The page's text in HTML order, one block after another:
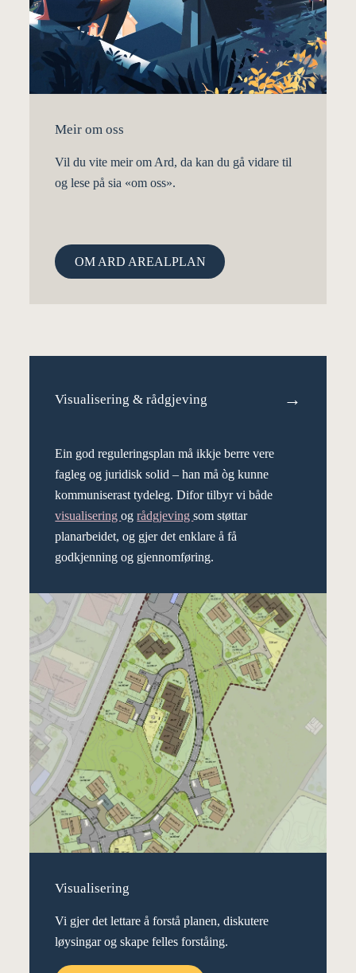
Meir om oss
Vil du vite meir om Ard, da kan du gå vidare til
og lese på sia «om oss».
OM ARD AREALPLAN
Visualisering & rådgjeving →
Ein god reguleringsplan må ikkje berre vere
fagleg og juridisk solid – han må òg kunne
kommuniserast tydeleg. Difor tilbyr vi både
visualiseringogrådgjevingsom støttar
planarbeidet, og gjer det enklare å få
godkjenning og gjennomføring.
Visualisering
Vi gjer det lettare å forstå planen, diskutere
løysingar og skape felles forståing.